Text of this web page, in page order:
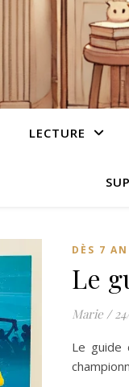
LECTURE
DÈS 7
Le
Marie /
Le guide